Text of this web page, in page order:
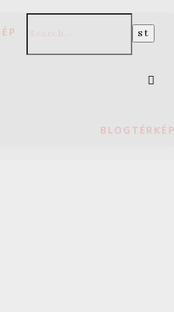
BLOGTÉRKÉP